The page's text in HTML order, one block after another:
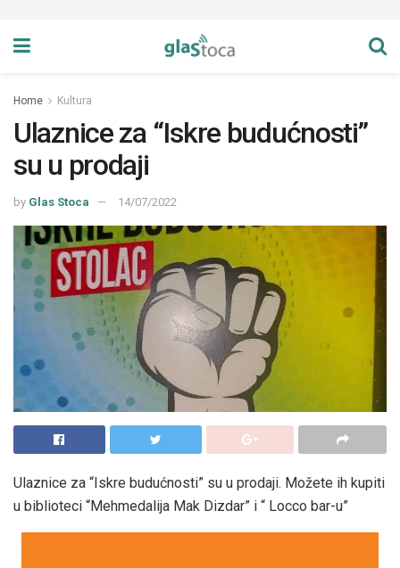
Home Kultura
Ulaznice za “Iskre budućnosti”
su u prodaji
by Glas Stoca 14/07/2022
Ulaznice za “Iskre budućnosti” su u prodaji. Možete ih kupiti
u biblioteci “Mehmedalija Mak Dizdar” i “ Locco bar-u”